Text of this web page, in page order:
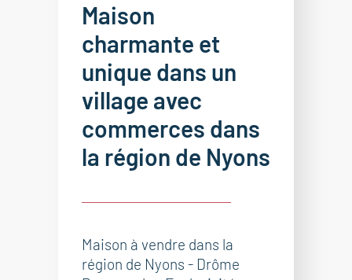
Maison
charmante et
unique dans un
village avec
commerces dans
la région de Nyons
Maison à vendre dans la
région de Nyons - Drôme